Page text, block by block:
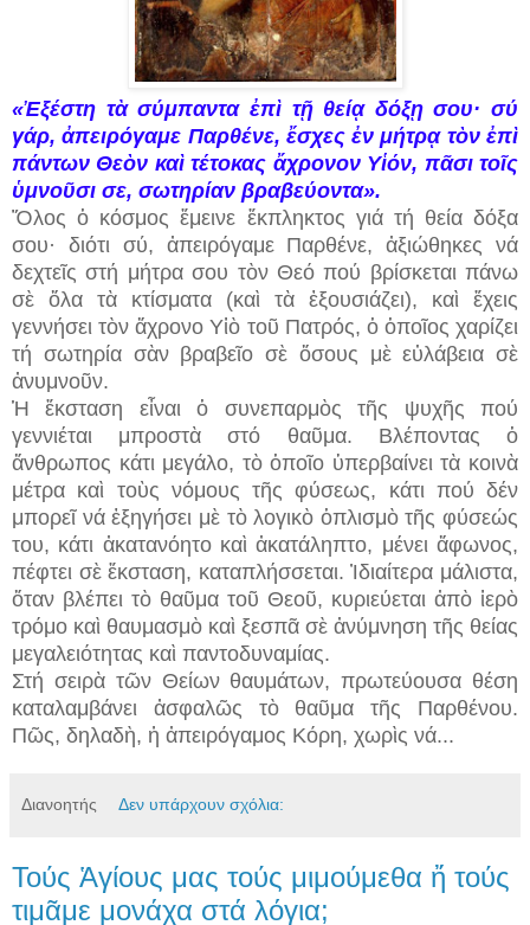
«Ἐξέστη τὰ σύμπαντα ἐπὶ τῇ θείᾳ δόξῃ σου· σύ
γάρ, ἀπειρόγαμε Παρθένε, ἔσχες ἐν μήτρᾳ τὸν ἐπὶ
πάντων Θεὸν καὶ τέτοκας ἄχρονον Υἱόν, πᾶσι τοῖς
ὑμνοῦσι σε, σωτηρίαν βραβεύοντα».
Ὅλος ὁ κόσμος ἔμεινε ἔκπληκτος γιά τή θεία δόξα
σου· διότι σύ, ἀπειρόγαμε Παρθένε, ἀξιώθηκες νά
δεχτεῖς στή μήτρα σου τὸν Θεό πού βρίσκεται πάνω
σὲ ὅλα τὰ κτίσματα (καὶ τὰ ἐξουσιάζει), καὶ ἔχεις
γεννήσει τὸν ἄχρονο Υἱὸ τοῦ Πατρός, ὁ ὁποῖος χαρίζει
τή σωτηρία σὰν βραβεῖο σὲ ὅσους μὲ εὐλάβεια σὲ
ἀνυμνοῦν.
Ἡ ἔκσταση εἶναι ὁ συνεπαρμὸς τῆς ψυχῆς πού
γεννιέται μπροστὰ στό θαῦμα. Βλέποντας ὁ
ἄνθρωπος κάτι μεγάλο, τὸ ὁποῖο ὑπερβαίνει τὰ κοινὰ
μέτρα καὶ τοὺς νόμους τῆς φύσεως, κάτι πού δέν
μπορεῖ νά ἐξηγήσει μὲ τὸ λογικὸ ὁπλισμὸ τῆς φύσεώς
του, κάτι ἀκατανόητο καὶ ἀκατάληπτο, μένει ἄφωνος,
πέφτει σὲ ἔκσταση, καταπλήσσεται. Ἰδιαίτερα μάλιστα,
ὅταν βλέπει τὸ θαῦμα τοῦ Θεοῦ, κυριεύεται ἀπὸ ἱερὸ
τρόμο καὶ θαυμασμὸ καὶ ξεσπᾶ σὲ ἀνύμνηση τῆς θείας
μεγαλειότητας καὶ παντοδυναμίας.
Στή σειρὰ τῶν Θείων θαυμάτων, πρωτεύουσα θέση
καταλαμβάνει ἀσφαλῶς τὸ θαῦμα τῆς Παρθένου.
Πῶς, δηλαδὴ, ἡ ἀπειρόγαμος Κόρη, χωρὶς νά...
Διανοητής Δεν υπάρχουν σχόλια:
Τούς Ἁγίους μας τούς μιμούμεθα ἤ τούς
τιμᾶμε μονάχα στά λόγια;